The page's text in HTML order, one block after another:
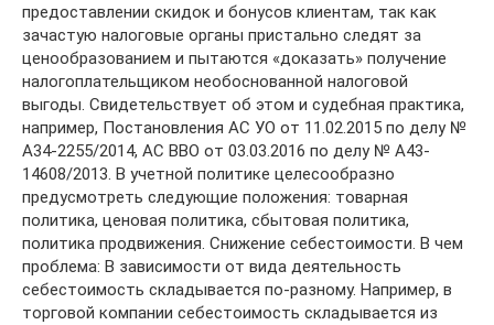
предоставлении скидок и бонусов клиентам, так как
зачастую налоговые органы пристально следят за
ценообразованием и пытаются «доказать» получение
налогоплательщиком необоснованной налоговой
выгоды. Свидетельствует об этом и судебная практика,
например, Постановления АС УО от 11.02.2015 по делу №
А34-2255/2014, АС ВВО от 03.03.2016 по делу № А43-
14608/2013. В учетной политике целесообразно
предусмотреть следующие положения: товарная
политика, ценовая политика, сбытовая политика,
политика продвижения. Снижение себестоимости. В чем
проблема: В зависимости от вида деятельность
себестоимость складывается по-разному. Например, в
торговой компании себестоимость складывается из